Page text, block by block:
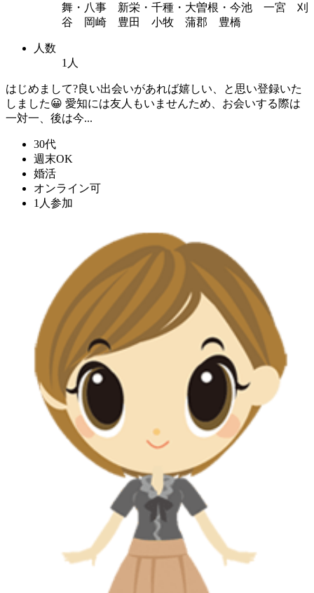
舞・八事 新栄・千種・大曽根・今池 一宮 刈
谷 岡崎 豊田 小牧 蒲郡 豊橋
人数
1人
はじめまして?良い出会いがあれば嬉しい、と思い登録いた
しました😀 愛知には友人もいませんため、お会いする際は
一対一、後は今...
30代
週末OK
婚活
オンライン可
1人参加